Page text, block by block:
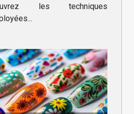
les techniques